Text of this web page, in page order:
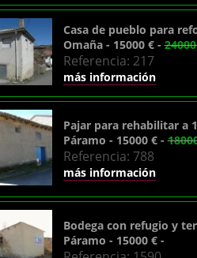
Casa de pueblo para
Omaña - 15000 € -
Referencia: 217
más información
Pajar para rehabilitar a
Páramo - 15000 € -
Referencia: 788
más información
Bodega con refugio y
Páramo - 15000 € -